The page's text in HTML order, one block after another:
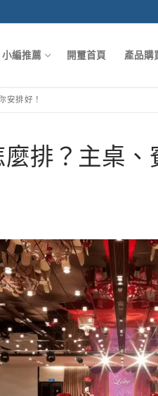
小編推薦 開璽首頁 產品購
安排好！
排？主桌